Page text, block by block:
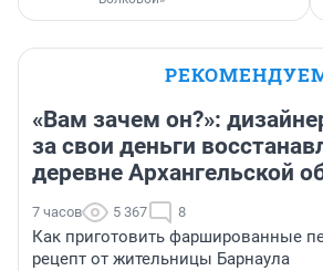
«Вам зачем он?»:
за свои деньги
деревне Архангельской
7 часов 5 367 8
Как приготовить фаршированные
рецепт от жительницы Барнаула